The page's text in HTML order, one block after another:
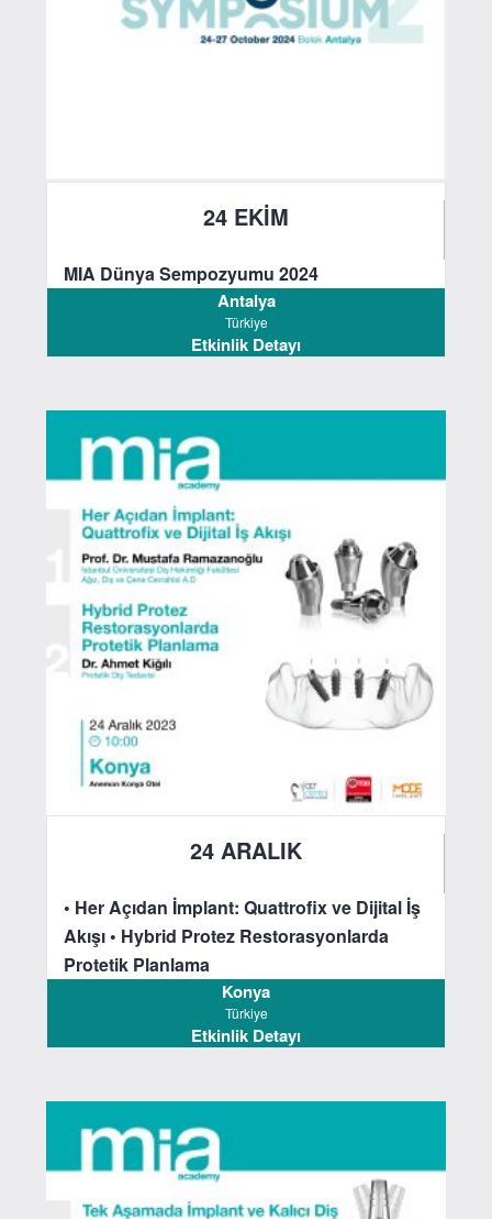
24 EKİM
MIA Dünya Sempozyumu 2024
Antalya
Türkiye
Etkinlik Detayı
24 ARALIK
• Her Açıdan İmplant: Quattrofix ve Dijital İş
Akışı • Hybrid Protez Restorasyonlarda
Protetik Planlama
Konya
Türkiye
Etkinlik Detayı